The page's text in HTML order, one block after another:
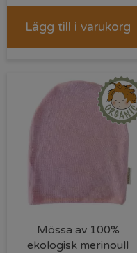
Lägg till i varukorg
Mössa av 100%
ekologisk merinoull